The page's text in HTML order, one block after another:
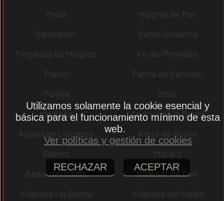
Malla
Malgrat de Mar
Santpedor
Santa Susanna
Perpètua de Mogoda
Fe del Penedès
Papiol
Palma de Cervelló
Pallejà
Moià
Mediona
Andreu de la Barca
Agustí de Lluçanès
Adrià de Besòs
Sallent
Mataró
Badia del Vallès
Vilassar de Dalt
Vilanova i la Geltrú
Vilanova del Vallès
Utilizamos solamente la cookie esencial y
básica para el funcionamiento mínimo de esta
web.
Ver políticas y gestión de cookies
RECHAZAR ACEPTAR